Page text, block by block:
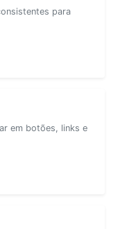
para
em botões, links e